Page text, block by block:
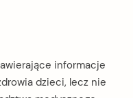
informacje
dzieci, lecz nie